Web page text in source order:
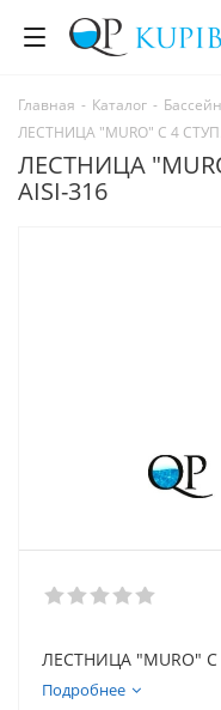
Главная - Каталог -
ЛЕСТНИЦА "MURO" С 4 СТУП.
ЛЕСТНИЦА
AISI-316
ЛЕСТНИЦА "MURO" С
Подробнее